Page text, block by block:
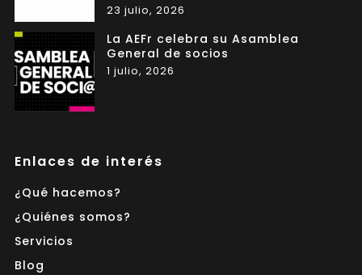
23 julio, 2026
La AEFr celebra su Asamblea
General de socios
1 julio, 2026
Enlaces de interés
¿Qué hacemos?
¿Quiénes somos?
Servicios
Blog